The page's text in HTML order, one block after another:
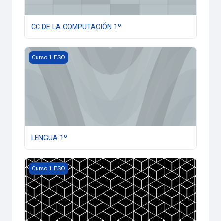
CC DE LA COMPUTACIÓN 1º
LENGUA 1º
Curso 1 ESO
LENGUA 1º
MATEMÁTICAS 1º
Curso 1 ESO